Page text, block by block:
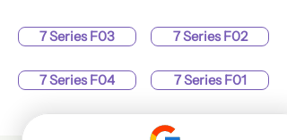
7 Series F03
7 Series F04
7 Series F02
7 Series F01